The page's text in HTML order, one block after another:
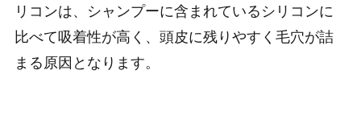
リコンは、シャンプーに含まれているシリコンに
比べて吸着性が高く、頭皮に残りやすく毛穴が詰
まる原因となります。